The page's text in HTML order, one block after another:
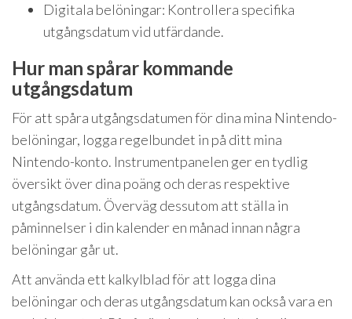
Digitala belöningar: Kontrollera specifika
utgångsdatum vid utfärdande.
Hur man spårar kommande
utgångsdatum
För att spåra utgångsdatumen för dina mina Nintendo-
belöningar, logga regelbundet in på ditt mina
Nintendo-konto. Instrumentpanelen ger en tydlig
översikt över dina poäng och deras respektive
utgångsdatum. Överväg dessutom att ställa in
påminnelser i din kalender en månad innan några
belöningar går ut.
Att använda ett kalkylblad för att logga dina
belöningar och deras utgångsdatum kan också vara en